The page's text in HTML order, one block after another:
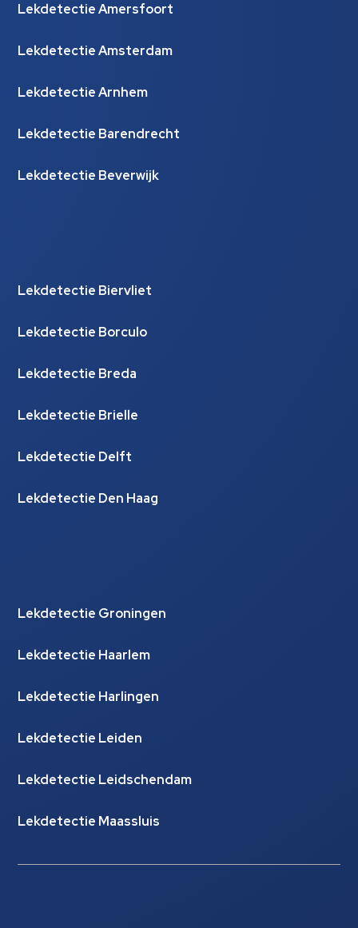
Lekdetectie Amersfoort
Lekdetectie Amsterdam
Lekdetectie Arnhem
Lekdetectie Barendrecht
Lekdetectie Beverwijk
Lekdetectie Biervliet
Lekdetectie Borculo
Lekdetectie Breda
Lekdetectie Brielle
Lekdetectie Delft
Lekdetectie Den Haag
Lekdetectie Groningen
Lekdetectie Haarlem
Lekdetectie Harlingen
Lekdetectie Leiden
Lekdetectie Leidschendam
Lekdetectie Maassluis